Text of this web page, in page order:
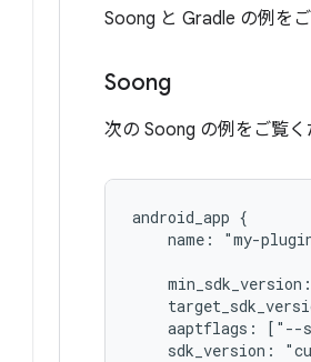
Soong と Gradle の例をご
Soong
次の Soong の例をご覧く
android_app {
name: "my-
aaptflags: ["--
sdk_version: